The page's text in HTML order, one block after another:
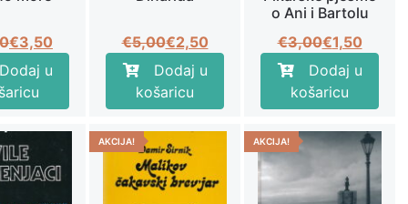
Izvorna
cijena
bila
je:
€7,00.
€3,50
Trenutna
cijena
je:
€3,50.
Dodaj u
€5,00Izvorna
cijena
bila
je:
€5,00.
€2,50
Trenutna
cijena
je:
€2,50.
Dodaj u
košaricu
o Ani i Bartolu
€3,00Izvorna
cijena
bila
je:
€3,00.
€1,50
Trenutna
cijena
je:
€1,50.
Dodaj u
košaricu
AKCIJA! AKCIJA!